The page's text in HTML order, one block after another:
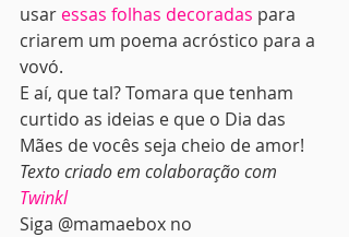
usar essas folhas decoradas para
criarem um poema acróstico para a
vovó.
E aí, que tal? Tomara que tenham
curtido as ideias e que o Dia das
Mães de vocês seja cheio de amor!
Texto criado em colaboração com
Twinkl
Siga @mamaebox no